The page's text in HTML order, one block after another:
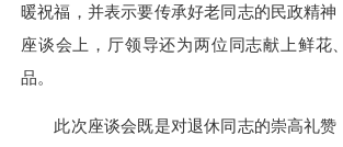
暖祝福，并表示要传承好老同志的民政精神
座谈会上，厅领导还为两位同志献上鲜花
品。
此次座谈会既是对退休同志的崇高礼赞